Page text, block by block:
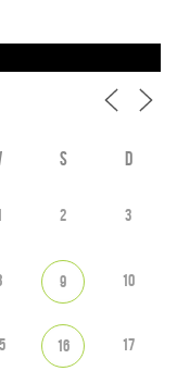
S D
2 3
9 10
16 17